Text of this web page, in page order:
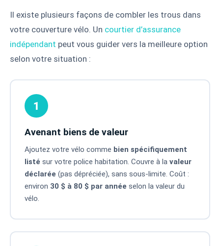
Il existe plusieurs façons de combler les trous dans
votre couverture vélo. Un courtier d’assurance
indépendant peut vous guider vers la meilleure option
selon votre situation :
1
Avenant biens de valeur
Ajoutez votre vélo comme bien spécifiquement
listé sur votre police habitation. Couvre à la valeur
déclarée (pas dépréciée), sans sous-limite. Coût :
environ 30 $ à 80 $ par année selon la valeur du
vélo.